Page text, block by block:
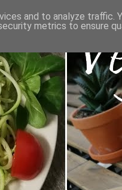
and to analyze traffic.
metrics to ensure